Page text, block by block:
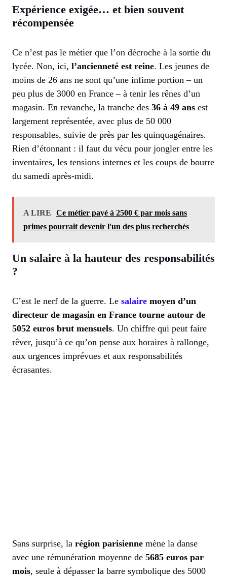
Expérience exigée… et bien souvent
récompensée
Ce n’est pas le métier que l’on décroche à la sortie du
lycée. Non, ici, l’ancienneté est reine. Les jeunes de
moins de 26 ans ne sont qu’une infime portion – un
peu plus de 3000 en France – à tenir les rênes d’un
magasin. En revanche, la tranche des 36 à 49 ans est
largement représentée, avec plus de 50 000
responsables, suivie de près par les quinquagénaires.
Rien d’étonnant : il faut du vécu pour jongler entre les
inventaires, les tensions internes et les coups de bourre
du samedi après-midi.
A LIRE
Ce métier payé à 2500 € par mois sans
primes pourrait devenir l'un des plus recherchés
Un salaire à la hauteur des responsabilités
?
C’est le nerf de la guerre. Le salaire moyen d’un
directeur de magasin en France tourne autour de
5052 euros brut mensuels. Un chiffre qui peut faire
rêver, jusqu’à ce qu’on pense aux horaires à rallonge,
aux urgences imprévues et aux responsabilités
écrasantes.
Sans surprise, la région parisienne mène la danse
avec une rémunération moyenne de 5685 euros par
mois, seule à dépasser la barre symbolique des 5000